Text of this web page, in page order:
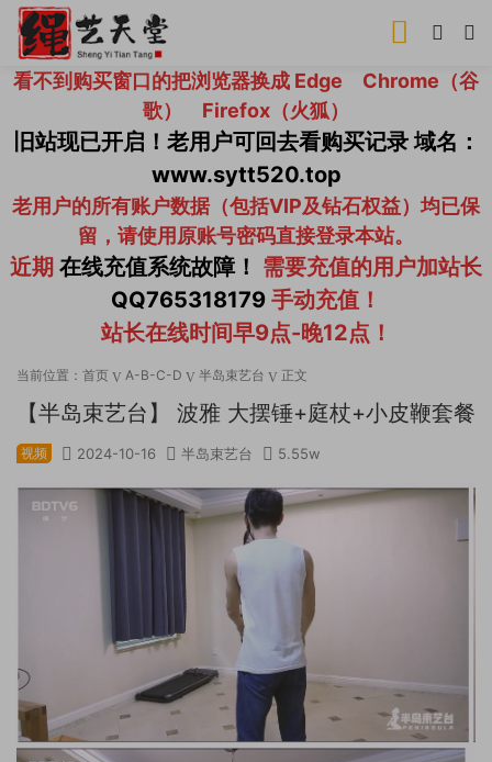
看不到购买窗口的把浏览器换成 Edge Chrome（谷
歌） Firefox（火狐）
旧站现已开启！老用户可回去看购买记录 域名：
www.sytt520.top
老用户的所有账户数据（包括VIP及钻石权益）均已保
留，请使用原账号密码直接登录本站。
近期 在线充值系统故障！ 需要充值的用户加站长
QQ765318179 手动充值！
站长在线时间早9点-晚12点！
当前位置： 首页 A-B-C-D 半岛束艺台 正文
【半岛束艺台】 波雅 大摆锤+庭杖+小皮鞭套餐
视频 2024-10-16 半岛束艺台 5.55w